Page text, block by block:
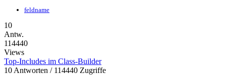
feldname
10
Antw.
114440
Views
Top-Includes im Class-Builder
10 Antworten / 114440 Zugriffe